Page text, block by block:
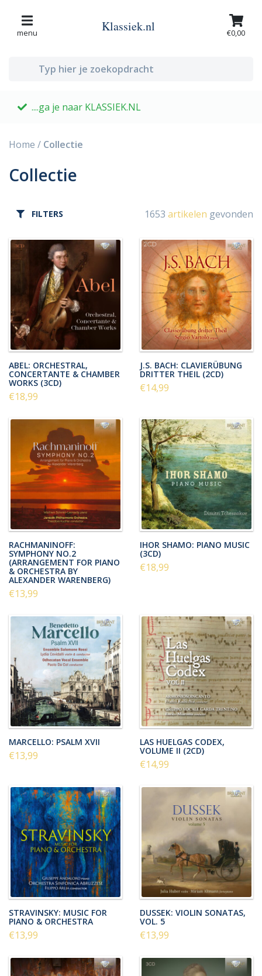
menu Klassiek.nl €0,00
....ga je naar KLASSIEK.NL
Home / Collectie
Collectie
FILTERS 1653 artikelen gevonden
ABEL: ORCHESTRAL,
CONCERTANTE & CHAMBER
WORKS (3CD)
€18,99
J.S. BACH: CLAVIERÜBUNG
DRITTER THEIL (2CD)
€14,99
RACHMANINOFF:
SYMPHONY NO.2
(ARRANGEMENT FOR PIANO
& ORCHESTRA BY
ALEXANDER WARENBERG)
€13,99
IHOR SHAMO: PIANO MUSIC
(3CD)
€18,99
MARCELLO: PSALM XVII
€13,99
LAS HUELGAS CODEX,
VOLUME II (2CD)
€14,99
STRAVINSKY: MUSIC FOR
PIANO & ORCHESTRA
€13,99
DUSSEK: VIOLIN SONATAS,
VOL. 5
€13,99